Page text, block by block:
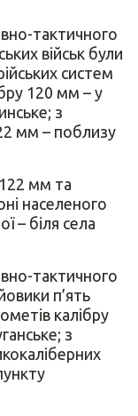
тактичного
військ були
систем
120 мм – у
з
мм – поблизу
мм та
населеного
– біля села
тактичного
п’ять
калібру
з